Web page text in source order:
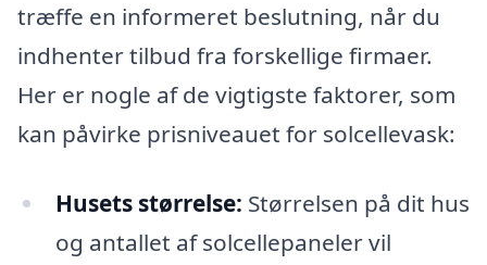
træffe en informeret beslutning, når du
indhenter tilbud fra forskellige firmaer.
Her er nogle af de vigtigste faktorer, som
kan påvirke prisniveauet for solcellevask:
Husets størrelse: Størrelsen på dit hus
og antallet af solcellepaneler vil